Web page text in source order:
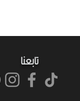
تابعنا